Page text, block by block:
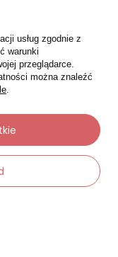
usług zgodnie z
warunki
przeglądarce.
można znaleźć
.